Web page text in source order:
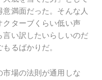
満面だった。そんな人
クターブくらい低い声
言い訳したいらしいのだ
るばかりだ。
場の法則が通用しな